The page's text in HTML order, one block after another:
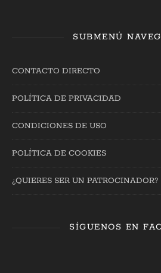
SUBMENÚ
CONTACTO DIRECTO
POLÍTICA DE PRIVACIDAD
CONDICIONES DE USO
POLÍTICA DE COOKIES
¿QUIERES SER UN PATROCINADOR?
SÍGUENOS EN